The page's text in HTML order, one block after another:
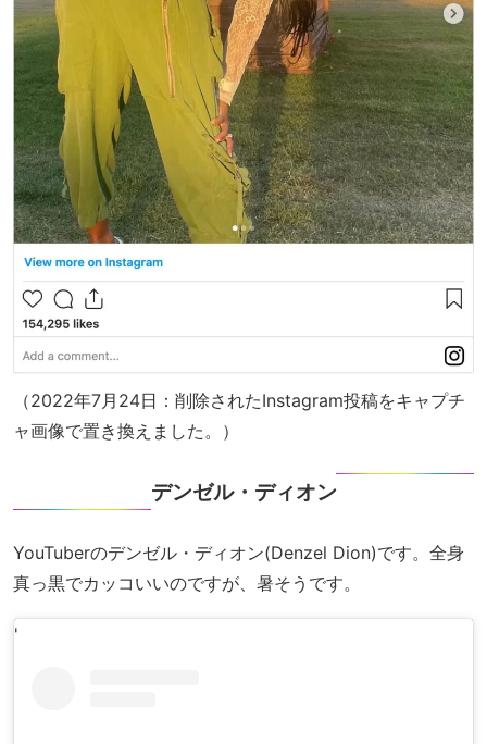
（2022年7月24日：削除されたInstagram投稿をキャプチ
ャ画像で置き換えました。）
デンゼル・ディオン
YouTuberのデンゼル・ディオン(Denzel Dion)です。全身
真っ黒でカッコいいのですが、暑そうです。
'